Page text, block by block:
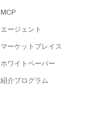
MCP
エージェント
マーケットプレイス
ホワイトペーパー
紹介プログラム